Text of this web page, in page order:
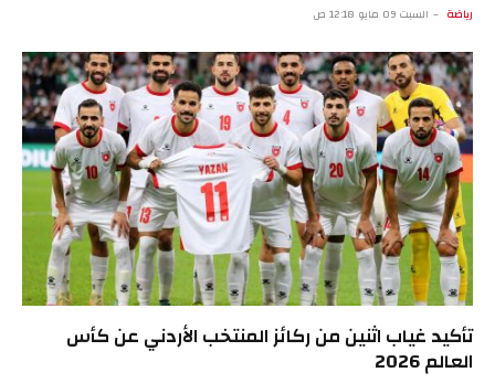
رياضة السبت 09 مايو 12:18 ص
تأكيد غياب اثنين من ركائز المنتخب الأردني عن كأس
العالم 2026